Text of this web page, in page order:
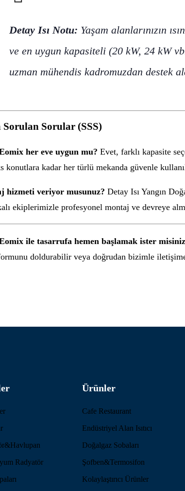
Detay Isı Notu: Yaşam alanlarınızın
ve en uygun kapasiteli (20 kW, 24 kW
uzman mühendis kadromuzdan destek
Sorulan Sorular (SSS)
her eve uygun mu? Evet, farklı kapasite
konutlara kadar her türlü mekanda güvenle
hizmeti veriyor musunuz? Detay Isı Yangın
ekiplerimizle profesyonel montaj ve devreye
ile tasarrufa hemen başlamak ister
doldurabilir veya doğrudan bizimle
Radyatör
Ürünler
Cafe Restaurant
Endüstriyel Alan Isıtıcı
Doğalgaz Sobaları
Şofben&Termosifon
Kolaylaştırıcı Ürünler